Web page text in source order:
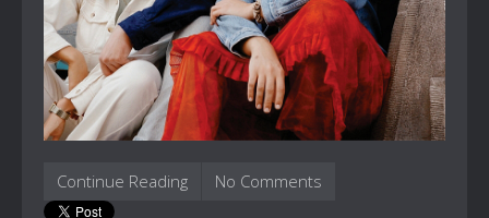
Continue Reading No Comments